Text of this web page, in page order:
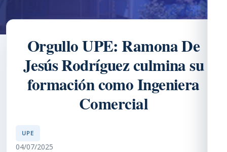
Orgullo UPE: Ramona De
Jesús Rodríguez culmina su
formación como Ingeniera
Comercial
UPE
04/07/2025